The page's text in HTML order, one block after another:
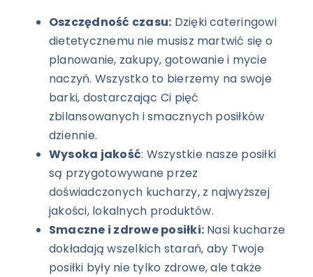
Oszczędność czasu: Dzięki cateringowi
dietetycznemu nie musisz martwić się o
planowanie, zakupy, gotowanie i mycie
naczyń. Wszystko to bierzemy na swoje
barki, dostarczając Ci pięć
zbilansowanych i smacznych posiłków
dziennie.
Wysoka jakość: Wszystkie nasze posiłki
są przygotowywane przez
doświadczonych kucharzy, z najwyższej
jakości, lokalnych produktów.
Smaczne i zdrowe posiłki:Nasi kucharze
dokładają wszelkich starań, aby Twoje
posiłki były nie tylko zdrowe, ale także